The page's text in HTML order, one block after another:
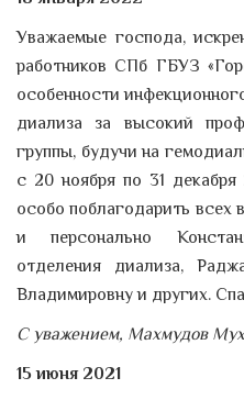
Уважаемые господа,
работников СПб ГБУЗ
особенности
диализа за высокий
группы, будучи на
с 20 ноября по 31
особо поблагодарить всех
и персонально
отделения диализа,
Владимировну и других.
С уважением, Махмудов
15 июня 2021